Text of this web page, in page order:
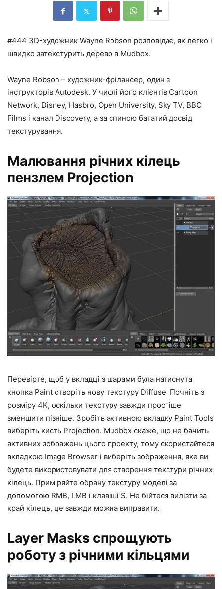
#444 3D-художник Wayne Robson розповідає, як легко і
швидко затекстурить дерево в Mudbox.
Wayne Robson – художник-фрілансер, один з
інструкторів Autodesk. У числі його клієнтів Cartoon
Network, Disney, Hasbro, Open University, Sky TV, BBC
Films і канал Discovery, а за спиною багатий досвід
текстурування.
Малювання річних кілець
пензлем Projection
Перевірте, щоб у вкладці з шарами була натиснута
кнопка Paint створіть нову текстуру Diffuse. Почніть з
розміру 4K, оскільки текстуру завжди простіше
зменшити пізніше. Зробіть активною вкладку Paint Tools
виберіть кисть Projection. Mudbox скаже, що не бачить
активних зображень цього проекту, тому скористайтеся
вкладкою Image Browser і виберіть зображення, яке ви
будете використовувати для створення текстури річних
кілець. Приміряйте обрану текстуру моделі за
допомогою RMB, LMB і клавіші S. Не бійтеся вилізти за
край кілець, це завжди можна виправити.
Layer Masks спрощують
роботу з річними кільцями